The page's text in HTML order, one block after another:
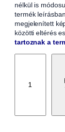
nélkül is
termék
megjelenített
közötti eltérés
tartoznak a